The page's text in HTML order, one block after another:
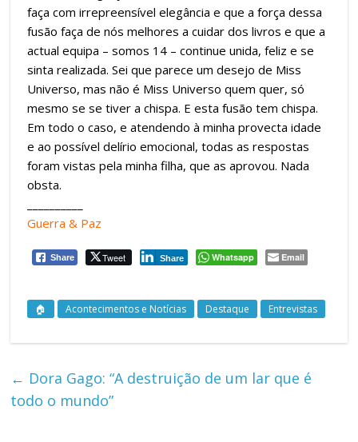
faça com irrepreensível elegância e que a força dessa
fusão faça de nós melhores a cuidar dos livros e que a
actual equipa – somos 14 – continue unida, feliz e se
sinta realizada. Sei que parece um desejo de Miss
Universo, mas não é Miss Universo quem quer, só
mesmo se se tiver a chispa. E esta fusão tem chispa.
Em todo o caso, e atendendo à minha provecta idade
e ao possível delírio emocional, todas as respostas
foram vistas pela minha filha, que as aprovou. Nada
obsta.
Guerra & Paz
Share Tweet Share Whatsapp Email
🏠 Acontecimentos e Notícias Destaque Entrevistas
← Dora Gago: “A destruição de um lar que é
todo o mundo”